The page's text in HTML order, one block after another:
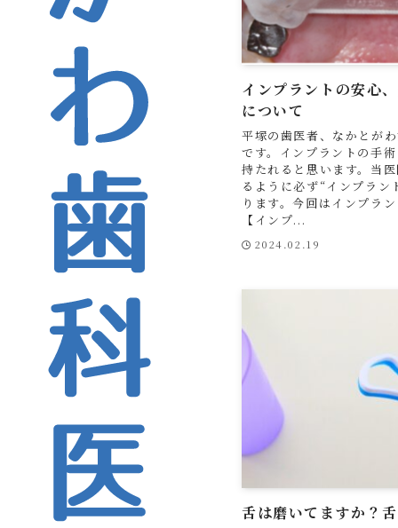
インプラントの安心
について
平塚の歯医者、なかとが
です。インプラントの手
持たれると思います。当
るように必ず“インプラン
ります。今回はインプラ
【インプ...
2024.02.19
舌は磨いてますか？